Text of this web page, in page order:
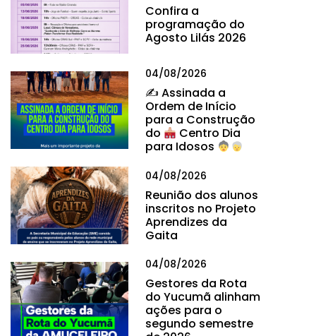
Confira a
programação do
Agosto Lilás 2026
04/08/2026
✍ Assinada a
Ordem de Início
para a Construção
do
Centro Dia
para Idosos
04/08/2026
Reunião dos alunos
inscritos no Projeto
Aprendizes da
Gaita
04/08/2026
Gestores da Rota
do Yucumã alinham
ações para o
segundo semestre